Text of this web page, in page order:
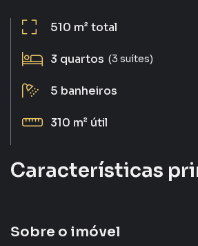
510 m²total
3 quartos (3 suítes)
5 banheiros
310 m² útil
Características
Aquecimento Solar
Sobre o imóvel